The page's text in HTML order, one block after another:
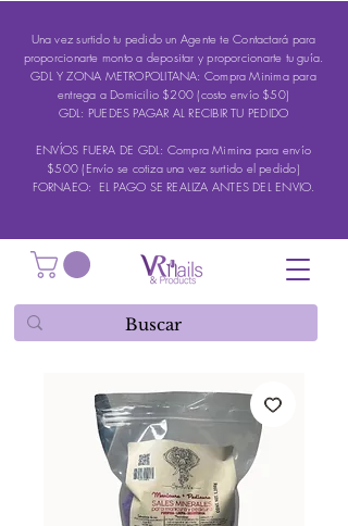
Una vez surtido tu pedido un Agente te Contactará para
proporcionarte monto a depositar y proporcionarte tu guía.
GDL Y ZONA METROPOLITANA: Compra Minima para
entrega a Domicilio $200 (costo envío $50)
GDL: PUEDES PAGAR AL RECIBIR TU PEDIDO
ENVÍOS FUERA DE GDL: Compra Mimina para envío
$500 (Envío se cotiza una vez surtido el pedido)
FORNAEO: EL PAGO SE REALIZA ANTES DEL ENVIO.